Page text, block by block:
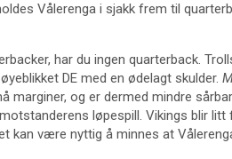
Vålerenga i sjakk frem til
har du ingen quarterback.
DE med en ødelagt skulder.
marginer, og er dermed mindre
løpespill. Vikings blir
kan være nyttig å minnes at